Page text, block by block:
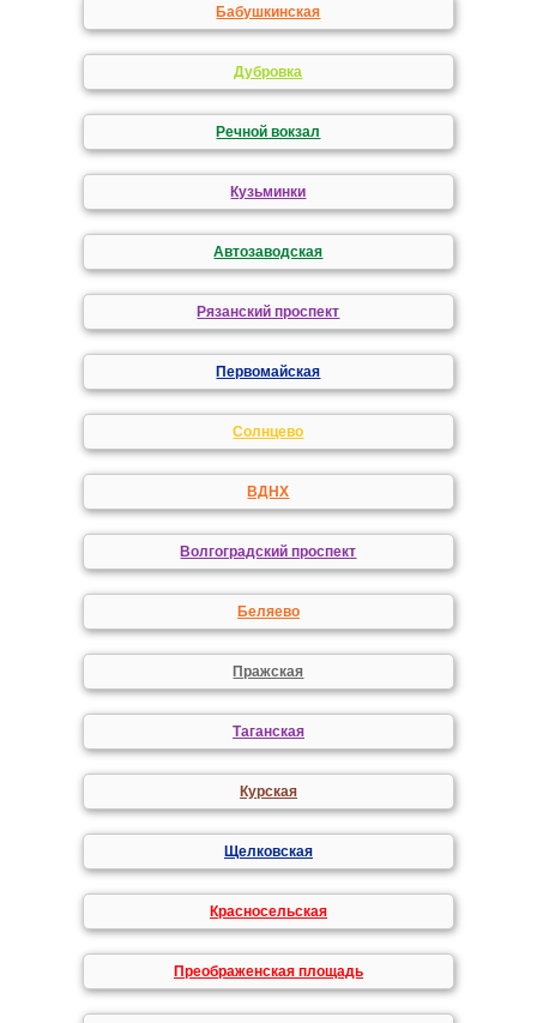
Бабушкинская
Дубровка
Речной вокзал
Кузьминки
Автозаводская
Рязанский проспект
Первомайская
Солнцево
ВДНХ
Волгоградский проспект
Беляево
Пражская
Таганская
Курская
Щелковская
Красносельская
Преображенская площадь